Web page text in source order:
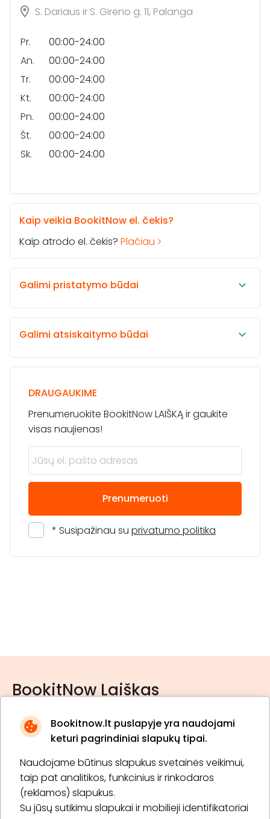
Bookitnow.lt puslapyje yra naudojami
keturi pagrindiniai slapukų tipai.
Naudojame būtinus slapukus svetainės veikimui,
taip pat analitikos, funkcinius ir rinkodaros
(reklamos) slapukus.
Su jūsų sutikimu slapukai ir mobilieji identifikatoriai
S. Dariaus ir S. Girėno g. 11, Palanga
Pr.
00:00-24:00
An.
00:00-24:00
Tr.
00:00-24:00
Kt.
00:00-24:00
Pn.
00:00-24:00
Št.
00:00-24:00
Sk.
00:00-24:00
Kaip veikia BookitNow el. čekis?
Kaip atrodo el. čekis? Plačiau
Galimi pristatymo būdai
Galimi atsiskaitymo būdai
DRAUGAUKIME
Prenumeruokite BookitNow LAIŠKĄ ir gaukite
visas naujienas!
Prenumeruoti
* Susipažinau su privatumo politika
BookitNow Laiškas
* Susipažinau su privatumo politika
Prenumeruoti